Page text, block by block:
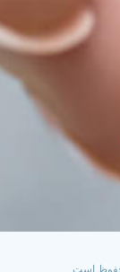
است.